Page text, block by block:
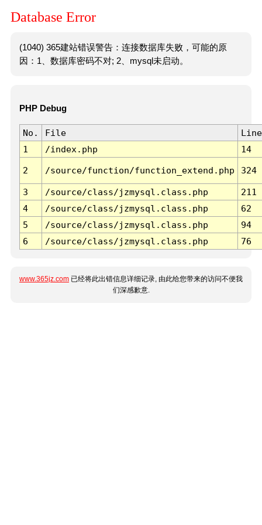
Database Error
(1040) 365建站错误警告：连接数据库失败，可能的原
因：1、数据库密码不对; 2、mysql未启动。
PHP Debug
No. File
Line
1
/index.php 14
2 /source/function/function_extend.php 324
3 /source/class/jzmysql.class.php
211
4
/source/class/jzmysql.class.php
62
5
/source/class/jzmysql.class.php
94
6
/source/class/jzmysql.class.php 76
www.365jz.com 已经将此出错信息详细记录, 由此给您带来的访问不便我
们深感歉意.